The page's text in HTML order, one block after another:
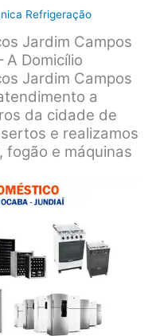
Refrigeração
Jardim Campos
A Domicílio
Jardim Campos
a
da cidade de
e realizamos
fogão e máquinas